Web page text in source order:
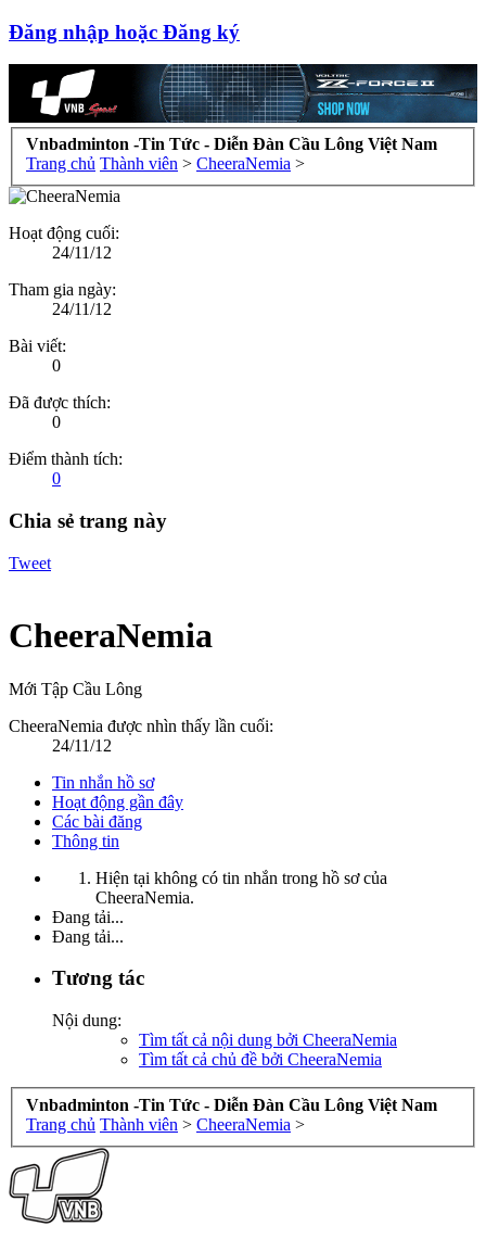
Đăng nhập hoặc Đăng ký
Vnbadminton -Tin Tức - Diễn Đàn Cầu Lông Việt Nam
Trang chủ Thành viên > CheeraNemia >
Hoạt động cuối:
24/11/12
Tham gia ngày:
24/11/12
Bài viết:
0
Đã được thích:
0
Điểm thành tích:
0
Chia sẻ trang này
Tweet
CheeraNemia
Mới Tập Cầu Lông
CheeraNemia được nhìn thấy lần cuối:
24/11/12
Tin nhắn hồ sơ
Hoạt động gần đây
Các bài đăng
Thông tin
Hiện tại không có tin nhắn trong hồ sơ của
CheeraNemia.
Đang tải...
Đang tải...
Tương tác
Nội dung:
Tìm tất cả nội dung bởi CheeraNemia
Tìm tất cả chủ đề bởi CheeraNemia
Vnbadminton -Tin Tức - Diễn Đàn Cầu Lông Việt Nam
Trang chủ Thành viên > CheeraNemia >